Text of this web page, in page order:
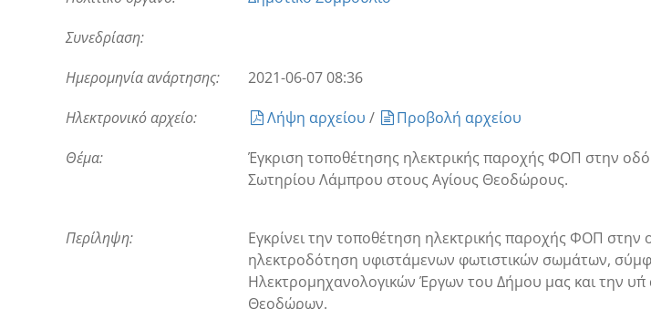
Συνεδρίαση:
Ημερομηνία ανάρτησης:
2021-06-07 08:36
Ηλεκτρονικό αρχείο:
Λήψη αρχείου /
Προβολή αρχείου
Θέμα:
Έγκριση τοποθέτησης ηλεκτρικής παροχής ΦΟΠ στην οδό
Σωτηρίου Λάμπρου στους Αγίους Θεοδώρους.
Περίληψη:
Εγκρίνει την τοποθέτηση ηλεκτρικής παροχής ΦΟΠ
ηλεκτροδότηση υφιστάμενων φωτιστικών σωμάτων,
Ηλεκτρομηχανολογικών Έργων του Δήμου μας και την
Θεοδώρων.